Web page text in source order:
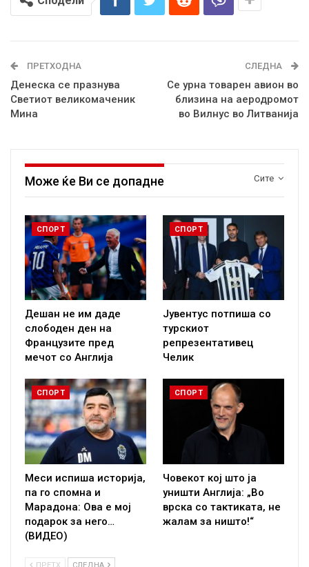
ПРЕТХОДНА
Денеска се празнува
Светиот великомаченик
Мина
СЛЕДНА
Се урна товарен авион во
близина на аеродромот
во Вилнус во Литванија
Сите
Може ќе Ви се допадне
СПОРТ
Дешан не им даде
слободен ден на
Французите пред
мечот со Англија
СПОРТ
Јувентус потпиша со
турскиот
репрезентативец
Челик
СПОРТ
Меси испиша историја,
па го спомна и
Марадона: Ова е мој
подарок за него…
(ВИДЕО)
СПОРТ
Човекот кој што ја
уништи Англија: „Во
врска со тактиката, не
жалам за ништо!“
ПРЕТХ СЛЕДНА